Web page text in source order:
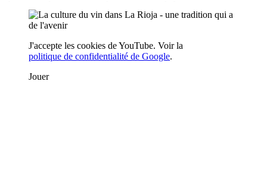
J'accepte les cookies de YouTube. Voir la
politique de confidentialité de Google.
Jouer